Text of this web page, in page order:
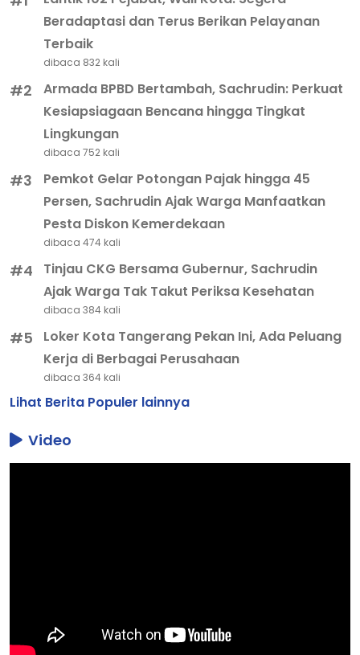
Beradaptasi dan Terus Berikan Pelayanan
Terbaik
dibaca 832 kali
#2
Armada BPBD Bertambah, Sachrudin: Perkuat
Kesiapsiagaan Bencana hingga Tingkat
Lingkungan
dibaca 752 kali
#3
Pemkot Gelar Potongan Pajak hingga 45
Persen, Sachrudin Ajak Warga Manfaatkan
Pesta Diskon Kemerdekaan
dibaca 474 kali
#4
Tinjau CKG Bersama Gubernur, Sachrudin
Ajak Warga Tak Takut Periksa Kesehatan
dibaca 384 kali
#5
Loker Kota Tangerang Pekan Ini, Ada Peluang
Kerja di Berbagai Perusahaan
dibaca 364 kali
Lihat Berita Populer lainnya
Video